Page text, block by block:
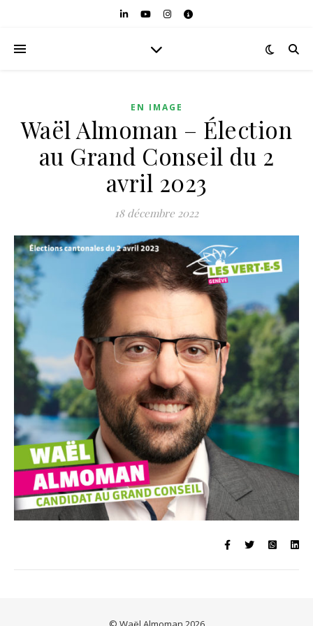
EN IMAGE
Waël Almoman – Élection
au Grand Conseil du 2
avril 2023
18 décembre 2022